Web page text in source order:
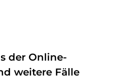
der Online-
weitere Fälle